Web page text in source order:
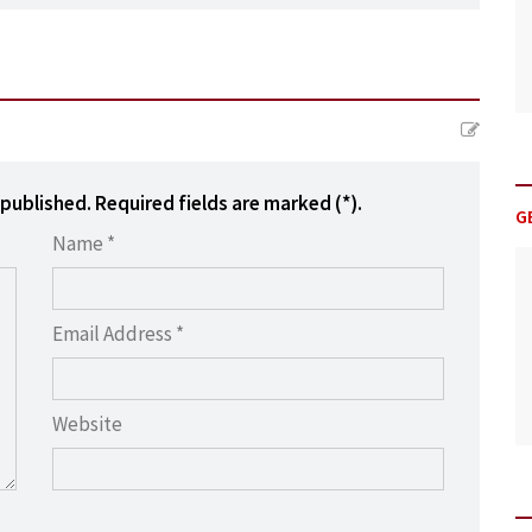
Required fields are marked (*).
Name *
Email Address *
Website